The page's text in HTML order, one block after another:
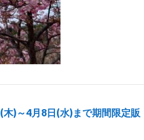
)～4月8日(水)まで期間限定販